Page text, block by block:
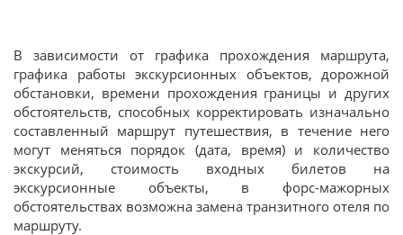
В зависимости от графика прохождения маршрута,
графика работы экскурсионных объектов, дорожной
обстановки, времени прохождения границы и других
обстоятельств, способных корректировать изначально
составленный маршрут путешествия, в течение него
могут меняться порядок (дата, время) и количество
экскурсий, стоимость входных билетов на
экскурсионные объекты, в форс-мажорных
обстоятельствах возможна замена транзитного отеля по
маршруту.